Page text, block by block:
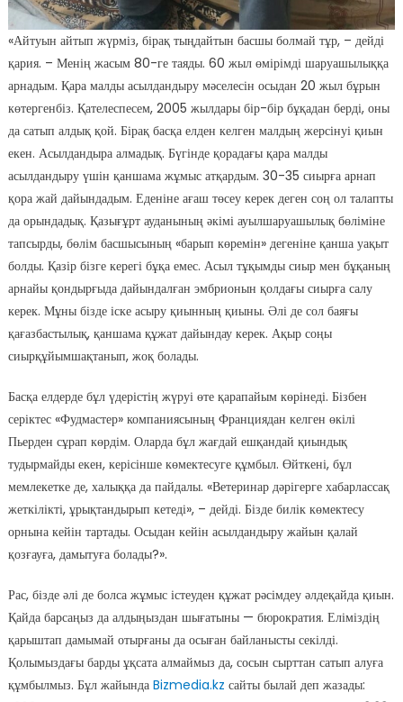
«Айтуын айтып жүрміз, бірақ тыңдайтын басшы болмай тұр, – дейді
қария. – Менің жасым 80-ге таяды. 60 жыл өмірімді шаруашылыққа
арнадым. Қара малды асылдандыру мәселесін осыдан 20 жыл бұрын
көтергенбіз. Қателеспесем, 2005 жылдары бір-бір бұқадан берді, оны
да сатып алдық қой. Бірақ басқа елден келген малдың жерсінуі қиын
екен. Асылдандыра алмадық. Бүгінде қорадағы қара малды
асылдандыру үшін қаншама жұмыс атқардым. 30-35 сиырға арнап
қора жай дайындадым. Еденіне ағаш төсеу керек деген соң ол талапты
да орындадық. Қазығұрт ауданының әкімі ауылшаруашылық бөліміне
тапсырды, бөлім басшысының «барып көремін» дегеніне қанша уақыт
болды. Қазір бізге керегі бұқа емес. Асыл тұқымды сиыр мен бұқаның
арнайы қондырғыда дайындалған эмбрионын қолдағы сиырға салу
керек. Мұны бізде іске асыру қиынның қиыны. Әлі де сол баяғы
қағазбастылық, қаншама құжат дайындау керек. Ақыр соңы
сиырқұйымшақтанып, жоқ болады.
Басқа елдерде бұл үдерістің жүруі өте қарапайым көрінеді. Бізбен
серіктес «Фудмастер» компаниясының Франциядан келген өкілі
Пьерден сұрап көрдім. Оларда бұл жағдай ешқандай қиындық
тудырмайды екен, керісінше көмектесуге құмбыл. Өйткені, бұл
мемлекетке де, халыққа да пайдалы. «Ветеринар дәрігерге хабарлассақ
жеткілікті, ұрықтандырып кетеді», – дейді. Бізде билік көмектесу
орнына кейін тартады. Осыдан кейін асылдандыру жайын қалай
қозғауға, дамытуға болады?».
Рас, бізде әлі де болса жұмыс істеуден құжат рәсімдеу әлдеқайда қиын.
Қайда барсаңыз да алдыңыздан шығатыны — бюрократия. Еліміздің
қарыштап дамымай отырғаны да осыған байланысты секілді.
Қолымыздағы барды ұқсата алмаймыз да, сосын сырттан сатып алуға
құмбылмыз. Бұл жайында Bizmedia.kz сайты былай деп жазады: